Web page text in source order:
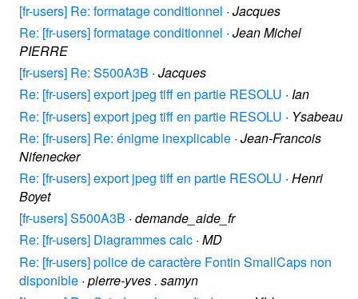
[fr-users] Re: formatage conditionnel · Jacques
Re: [fr-users] formatage conditionnel · Jean Michel
PIERRE
[fr-users] Re: S500A3B · Jacques
Re: [fr-users] export jpeg tiff en partie RESOLU · Ian
Re: [fr-users] export jpeg tiff en partie RESOLU · Ysabeau
Re: [fr-users] Re: énigme inexplicable · Jean-Francois
Nifenecker
Re: [fr-users] export jpeg tiff en partie RESOLU · Henri
Boyet
[fr-users] S500A3B · demande_aide_fr
Re: [fr-users] Diagrammes calc · MD
Re: [fr-users] police de caractère Fontin SmallCaps non
disponible · pierre-yves . samyn